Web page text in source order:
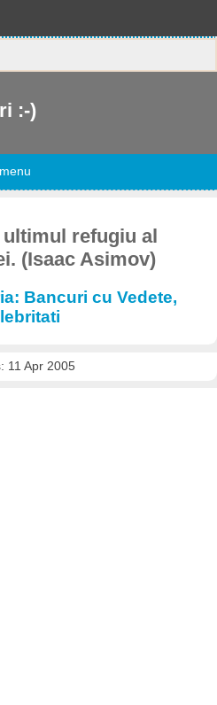
:-)
refugiu al
(Isaac Asimov)
Bancuri cu Vedete,
11 Apr 2005